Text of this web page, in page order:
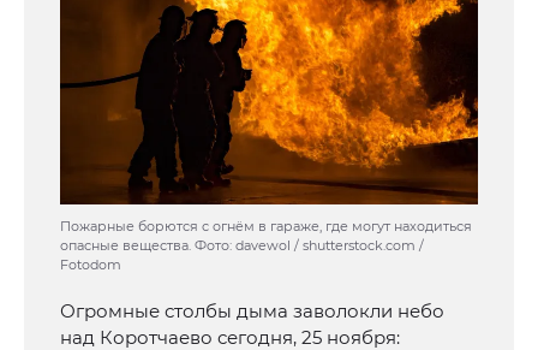
Пожарные борются с огнём в гараже, где могут находиться
опасные вещества. Фото: davewol / shutterstock.com /
Fotodom
Огромные столбы дыма заволокли небо
над Коротчаево сегодня, 25 ноября: